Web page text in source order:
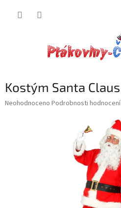
Kostým Santa Claus
Průměrné
Neohodnoceno Podrobnosti hodnocení